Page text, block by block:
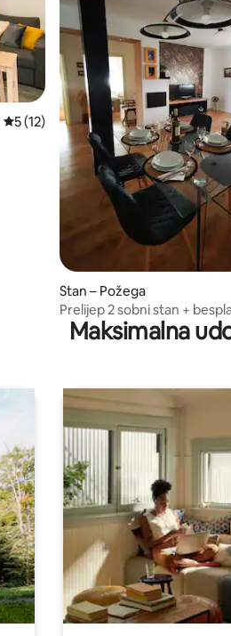
Prosječna ocjena: 5/5, recenzija: 12
5 (12)
Stan – Požega
Prelijep 2 sobni stan +
Maksimalna